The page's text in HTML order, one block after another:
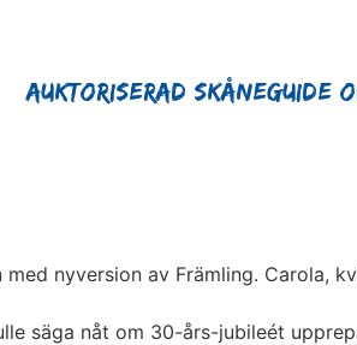
Auktoriserad Skåneguide
nyversion av Främling. Carola,
säga nåt om 30-års-jubileét